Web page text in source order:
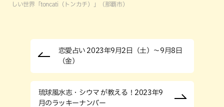
しい世界「toncati（トンカチ）」（那覇市）
恋愛占い 2023年9月2日（土）～9月8日
（金）
琉球風水志・シウマ が教える！2023年9
月のラッキーナンバー